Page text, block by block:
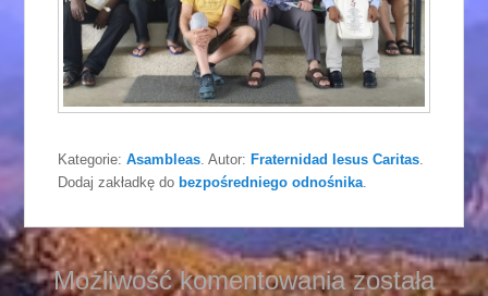
Kategorie:Asambleas . Autor: Fraternidad Iesus Caritas
Dodaj zakładkę do bezpośredniego odnośnika
Możliwość komentowania została